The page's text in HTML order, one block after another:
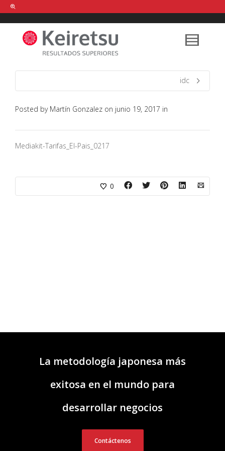
Help me Dante! I'm looking for new
shirts in a size medium
that cost
between £ . Show me all the
items, from the brandour legacy.
FIND MY ITEMS!
idc
Posted by Martín Gonzalez on junio 19, 2017 in
Mediakit-Tarifas_El-Pais_0217
0
La metodología japonesa más
exitosa en el mundo para
desarrollar negocios
Contáctenos